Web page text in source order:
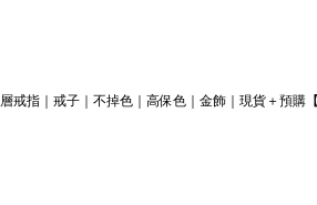
戒指｜戒子｜不掉色｜高保色｜金飾｜現貨＋預購